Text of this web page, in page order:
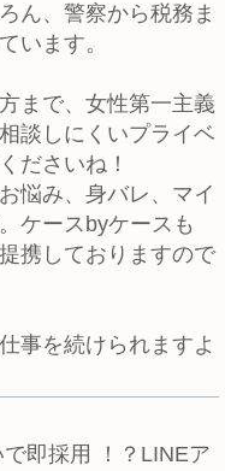
ん、警察から税務ま
います。
まで、女性第一主義
談しにくいプライベ
ださいね！
悩み、身バレ、マイ
ケースbyケースも
携しておりますので
事を続けられますよ
で即採用 ！？LINEア